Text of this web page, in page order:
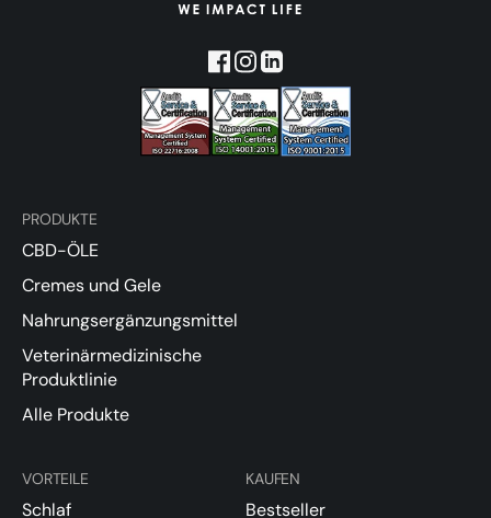
PRODUKTE
CBD-ÖLE
Cremes und Gele
Nahrungsergänzungsmittel
Veterinärmedizinische
Produktlinie
Alle Produkte
VORTEILE
Schlaf
KAUFEN
Bestseller